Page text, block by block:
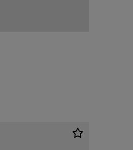
EUR 69,99 EUR